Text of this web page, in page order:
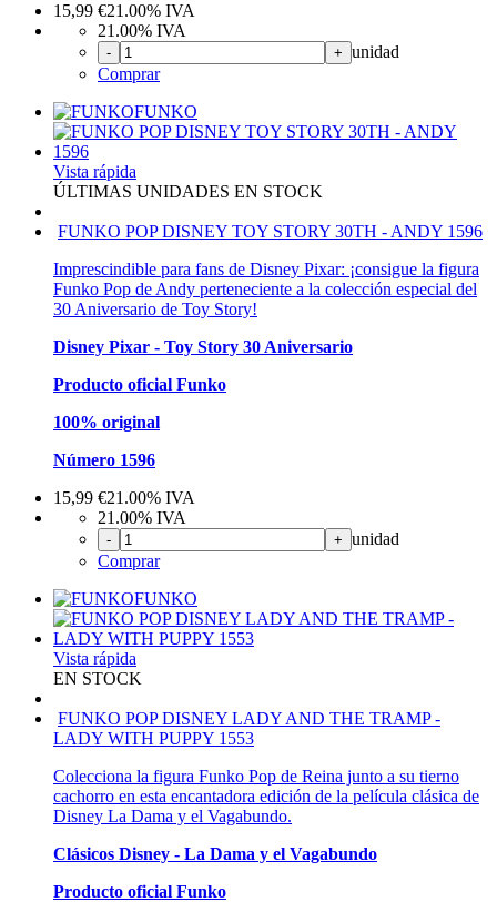
15,99 €21.00% IVA
21.00% IVA
- + unidad
Comprar
FUNKO
Vista rápida
ÚLTIMAS UNIDADES EN STOCK
FUNKO POP DISNEY TOY STORY 30TH - ANDY 1596
Imprescindible para fans de Disney Pixar: ¡consigue la figura
Funko Pop de Andy perteneciente a la colección especial del
30 Aniversario de Toy Story!
Disney Pixar - Toy Story 30 Aniversario
Producto oficial Funko
100% original
Número 1596
15,99 €21.00% IVA
21.00% IVA
- + unidad
Comprar
FUNKO
Vista rápida
EN STOCK
FUNKO POP DISNEY LADY AND THE TRAMP -
LADY WITH PUPPY 1553
Colecciona la figura Funko Pop de Reina junto a su tierno
cachorro en esta encantadora edición de la película clásica de
Disney La Dama y el Vagabundo.
Clásicos Disney - La Dama y el Vagabundo
Producto oficial Funko